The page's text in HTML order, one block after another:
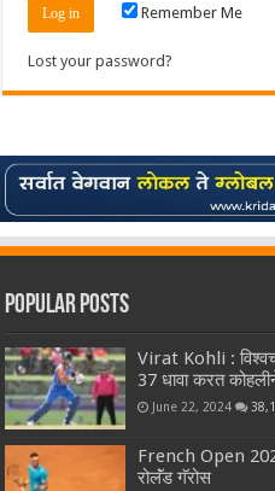
Remember Me
Lost your password?
Popular Posts
Virat Kohli :
37 धावा करत
June 22, 2024
French Open
रोलॅंड गॅरोस